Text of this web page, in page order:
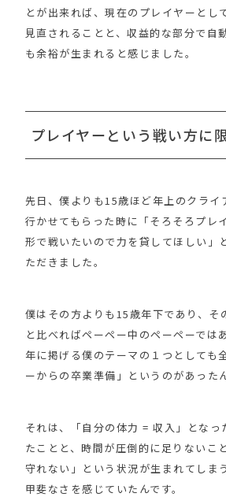
とが出来れば、現在のプレイヤーとし
見直されることと、収益的な部分で自
も余裕が生まれると感じました。
プレイヤーという戦い方に
先日、僕よりも15歳ほど年上のクライ
行かせてもらった時に「そろそろプレ
形で戦いたいので力を貸してほしい」
ただきました。
僕はその方よりも15歳年下であり、そ
と比べればペーペー中のペーペーでは
年に掲げる僕のテーマの１つとしても
ーからの卒業準備」というのがあった
それは、「自分の体力 = 収入」となっ
たことと、時間が圧倒的に足りないこ
守れない」という状況が生まれてしま
甲斐なさを感じていたんです。